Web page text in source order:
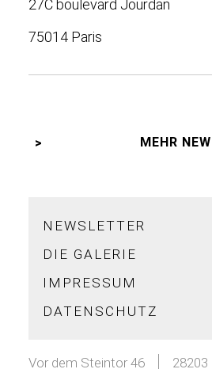
27C boulevard Jourdan
75014 Paris
MEHR
NEWSLETTER
DIE GALERIE
IMPRESSUM
DATENSCHUTZ
Vor dem Steintor 46 28203